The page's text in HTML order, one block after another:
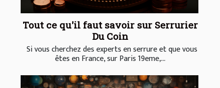
Tout ce qu'il faut savoir sur Serrurier
Du Coin
Si vous cherchez des experts en serrure et que vous
êtes en France, sur Paris 19eme,...